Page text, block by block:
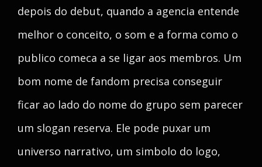
depois do debut, quando a agencia entende
melhor o conceito, o som e a forma como o
publico comeca a se ligar aos membros. Um
bom nome de fandom precisa conseguir
ficar ao lado do nome do grupo sem parecer
um slogan reserva. Ele pode puxar um
universo narrativo, um simbolo do logo,